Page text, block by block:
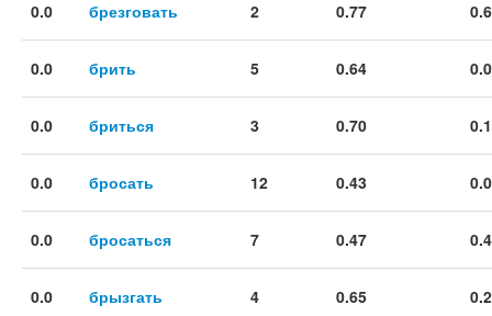
0.0 брезговать 2 0.77
0.0 брить 5 0.64
0.0 бриться 3 0.70
0.0 бросать 12 0.43
0.0 бросаться 7 0.47
0.0 брызгать 4 0.65